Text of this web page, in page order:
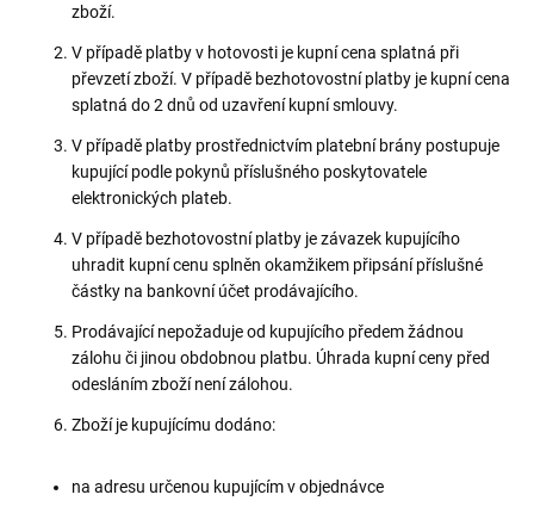
zboží.
V případě platby v hotovosti je kupní cena splatná při
převzetí zboží. V případě bezhotovostní platby je kupní cena
splatná do 2 dnů od uzavření kupní smlouvy.
V případě platby prostřednictvím platební brány postupuje
kupující podle pokynů příslušného poskytovatele
elektronických plateb.
V případě bezhotovostní platby je závazek kupujícího
uhradit kupní cenu splněn okamžikem připsání příslušné
částky na bankovní účet prodávajícího.
Prodávající nepožaduje od kupujícího předem žádnou
zálohu či jinou obdobnou platbu. Úhrada kupní ceny před
odesláním zboží není zálohou.
Zboží je kupujícímu dodáno:
na adresu určenou kupujícím v objednávce